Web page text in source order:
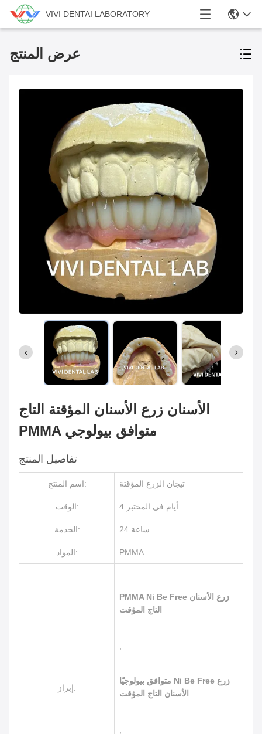
VIVI DENTAI LABORATORY
عرض المنتج
الأسنان زرع الأسنان المؤقتة التاج
PMMA متوافق بيولوجي
تفاصيل المنتج
اسم المنتج: تيجان الزرع المؤقتة
الوقت: 4 أيام في المختبر
الخدمة: 24 ساعة
المواد: PMMA
إبراز:
PMMA Ni Be Free زرع الأسنان
التاج المؤقت
متوافق بيولوجيًا Ni Be Free زرع
الأسنان التاج المؤقت